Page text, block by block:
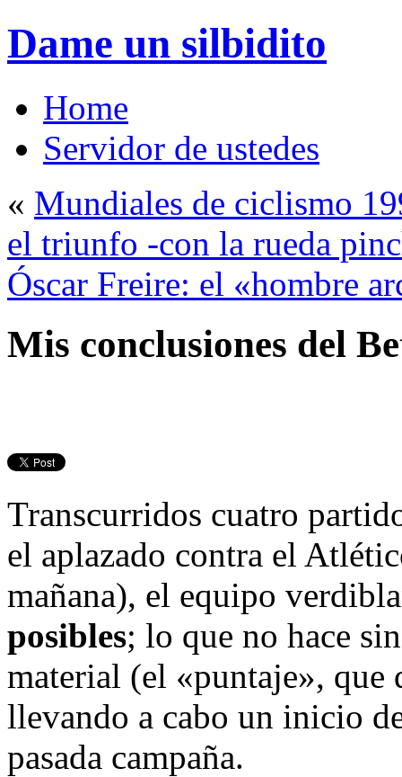
Dame un silbidito
Home
Servidor de ustedes
« Mundiales de ciclismo
el triunfo -con la rueda
Óscar Freire: el «hombre
Mis conclusiones del
Transcurridos cuatro
el aplazado contra el
mañana), el equipo
posibles; lo que no hace
material (el «puntaje»,
llevando a cabo un inicio
pasada campaña.